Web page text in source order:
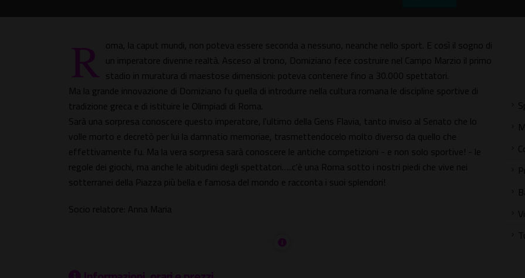
R oma, la caput mundi, non poteva essere seconda a nessuno, neanche nello sport. E così il sogno di
un imperatore divenne realtà. Asceso al trono, Domiziano fece costruire nel Campo Marzio il primo
stadio in muratura di maestose dimensioni: poteva contenere fino a 30.000 spettatori.
Ma la grande innovazione di Domiziano fu quella di introdurre nella cultura romana le discipline sportive di
tradizione greca e di istituire le Olimpiadi di Roma.
Sarà una sorpresa conoscere questo imperatore, l'ultimo della Gens Flavia, tanto inviso al Senato che lo
volle morto e decretò per lui la damnatio memoriae, trasmettendocelo molto diverso da quello che
effettivamente fu. Ma la vera sorpresa sarà conoscere le antiche competizioni - e non solo sportive! - le
regole dei giochi, ma anche le abitudini degli spettatori…..c'è una Roma sotto i nostri piedi che vive nei
sotterranei della Piazza più bella e famosa del mondo e racconta i suoi splendori!
Socio relatore: Anna Maria